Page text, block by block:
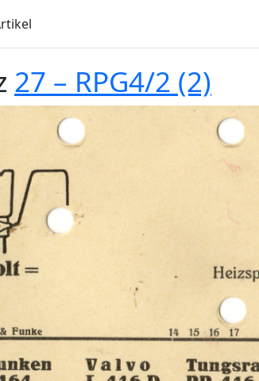
27 – RPG4/2 (2)